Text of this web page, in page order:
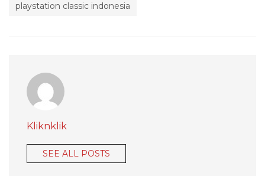
playstation classic indonesia
Kliknklik
SEE ALL POSTS